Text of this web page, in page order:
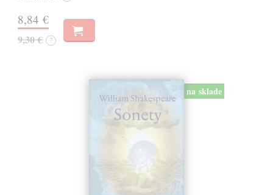
8,84 €
9,30 € ?
na sklade